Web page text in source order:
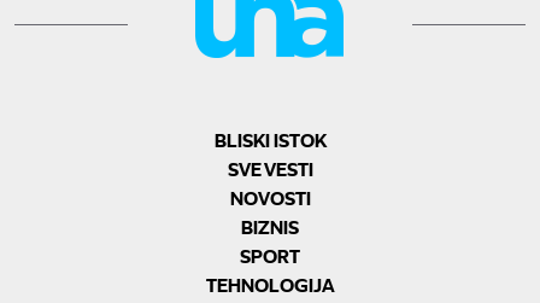
BLISKI ISTOK
SVE VESTI
NOVOSTI
BIZNIS
SPORT
TEHNOLOGIJA